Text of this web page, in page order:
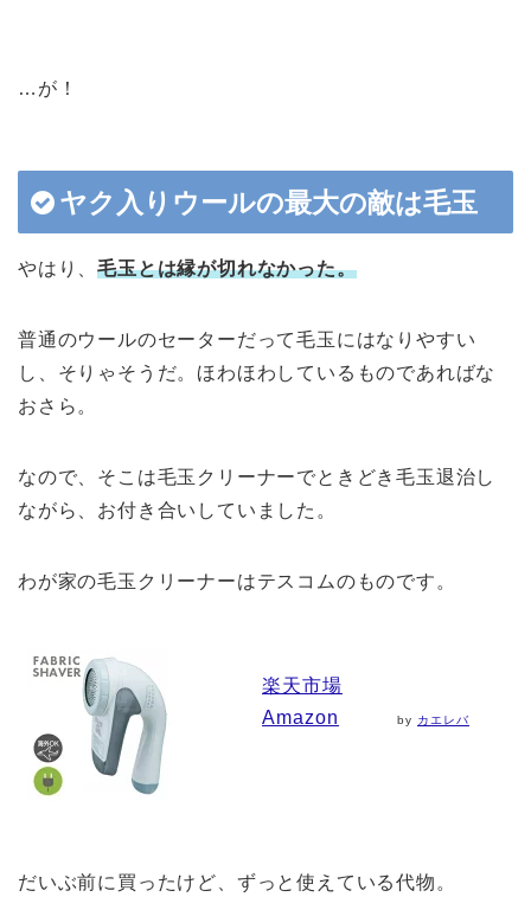
…が！
ヤク入りウールの最大の敵は毛玉
やはり、毛玉とは縁が切れなかった。
普通のウールのセーターだって毛玉にはなりやすい
し、そりゃそうだ。ほわほわしているものであればな
おさら。
なので、そこは毛玉クリーナーでときどき毛玉退治し
ながら、お付き合いしていました。
わが家の毛玉クリーナーはテスコムのものです。
楽天市場
Amazon
by カエレバ
だいぶ前に買ったけど、ずっと使えている代物。